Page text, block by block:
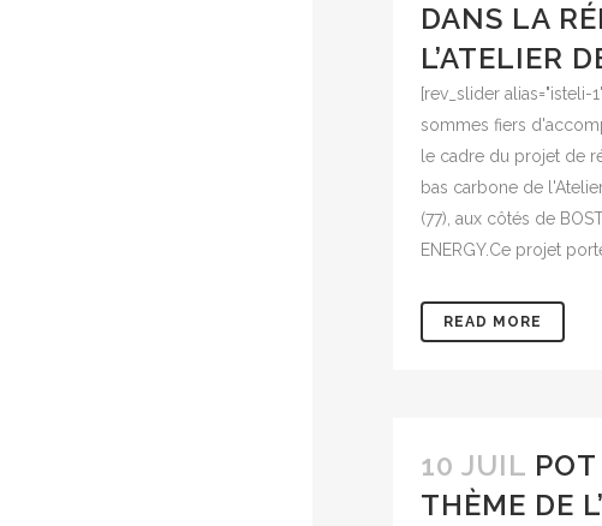
DANS LA
L’ATELIER
[rev_slider
sommes fiers
le cadre du projet de
bas carbone de
(77), aux côtés de
ENERGY.Ce projet
READ MORE
10 JUIL
THÈME DE